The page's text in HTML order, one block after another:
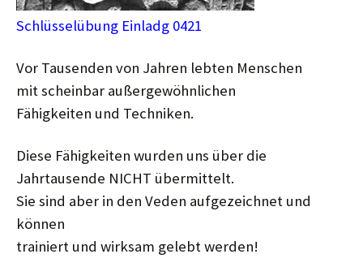
Schlüsselübung Einladg 0421
Vor Tausenden von Jahren lebten Menschen
mit scheinbar außergewöhnlichen
Fähigkeiten und Techniken.
Diese Fähigkeiten wurden uns über die
Jahrtausende NICHT übermittelt.
Sie sind aber in den Veden aufgezeichnet und
können
trainiert und wirksam gelebt werden!